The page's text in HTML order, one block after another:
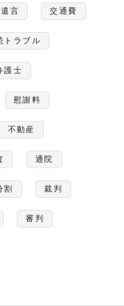
言 交通費
トラブル
護士
慰謝料
不動産
通院
割 裁判
審判